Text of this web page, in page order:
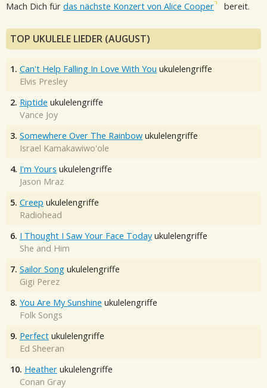
Mach Dich für das nächste Konzert von Alice Cooper bereit.
TOP UKULELE LIEDER (AUGUST)
1. Can't Help Falling In Love With You ukulelengriffe
Elvis Presley
2. Riptide ukulelengriffe
Vance Joy
3. Somewhere Over The Rainbow ukulelengriffe
Israel Kamakawiwo'ole
4. I'm Yours ukulelengriffe
Jason Mraz
5. Creep ukulelengriffe
Radiohead
6. I Thought I Saw Your Face Today ukulelengriffe
She and Him
7. Sailor Song ukulelengriffe
Gigi Perez
8. You Are My Sunshine ukulelengriffe
Folk Songs
9. Perfect ukulelengriffe
Ed Sheeran
10. Heather ukulelengriffe
Conan Gray